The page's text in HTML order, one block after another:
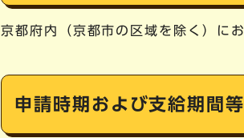
京都府内（京都市の区域を除く）に
申請時期および支給期間等